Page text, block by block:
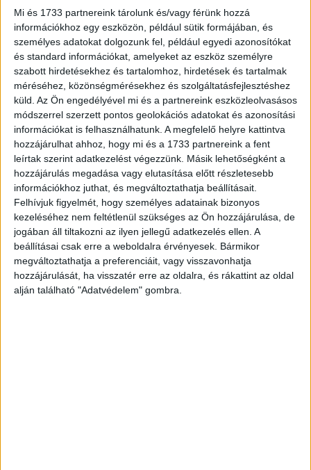
Mi és 1733 partnereink tárolunk és/vagy férünk hozzá
információkhoz egy eszközön, például sütik formájában, és
személyes adatokat dolgozunk fel, például egyedi azonosítókat
és standard információkat, amelyeket az eszköz személyre
szabott hirdetésekhez és tartalomhoz, hirdetések és tartalmak
méréséhez, közönségmérésekhez és szolgáltatásfejlesztéshez
küld. Az Ön engedélyével mi és a partnereink eszközleolvasásos
módszerrel szerzett pontos geolokációs adatokat és azonosítási
információkat is felhasználhatunk. A megfelelő helyre kattintva
hozzájárulhat ahhoz, hogy mi és a 1733 partnereink a fent
leírtak szerint adatkezelést végezzünk. Másik lehetőségként a
hozzájárulás megadása vagy elutasítása előtt részletesebb
információkhoz juthat, és megváltoztathatja beállításait.
Felhívjuk figyelmét, hogy személyes adatainak bizonyos
kezeléséhez nem feltétlenül szükséges az Ön hozzájárulása, de
jogában áll tiltakozni az ilyen jellegű adatkezelés ellen. A
beállításai csak erre a weboldalra érvényesek. Bármikor
megváltoztathatja a preferenciáit, vagy visszavonhatja
hozzájárulását, ha visszatér erre az oldalra, és rákattint az oldal
alján található "Adatvédelem" gombra.
pedig részleges lekapcsolására zökkenőmentesen,
fogyasztói panaszok nélkül kerülhetett sor 2022-2023-
ban.
A készülékcsere-program stratégiai célkitűzéseivel
összhangban, a 3G-hálózatok kivezetése a hazai
lakossági készülékállomány korszerűsödése a
következő években érdemben járulhat hozzá a
frekvenciakészlet hatékonyabb kihasználásához, az 5G
terjedéséhez, a mobilinternet szolgáltatásválaszték és -
minőség javulásához.
Mindezek mellett az NMHH a készülékcsere-program
fontos hozadékának tarja azt is, hogy a támogatási
konstrukció a mobilszolgáltatók, az elektronikai áruházak,
és az államigazgatási szereplők példaértékű
kommunikációs, stratégiai és informatikai